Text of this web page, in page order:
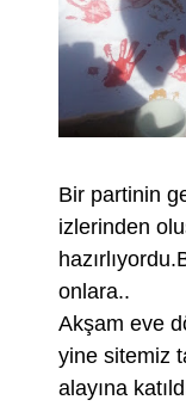
Bir partinin
izlerinden
onlara..
Akşam eve
yine sitemiz
alayına